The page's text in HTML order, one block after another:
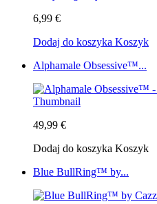
6,99 €
Dodaj do koszyka Koszyk
Alphamale Obsessive™...
49,99 €
Dodaj do koszyka Koszyk
Blue BullRing™ by...